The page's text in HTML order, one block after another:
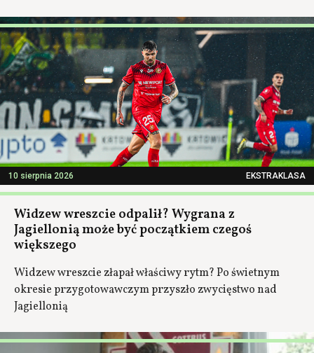
10 sierpnia 2026 EKSTRAKLASA
Widzew wreszcie odpalił? Wygrana z
Jagiellonią może być początkiem czegoś
większego
Widzew wreszcie złapał właściwy rytm? Po świetnym
okresie przygotowawczym przyszło zwycięstwo nad
Jagiellonią